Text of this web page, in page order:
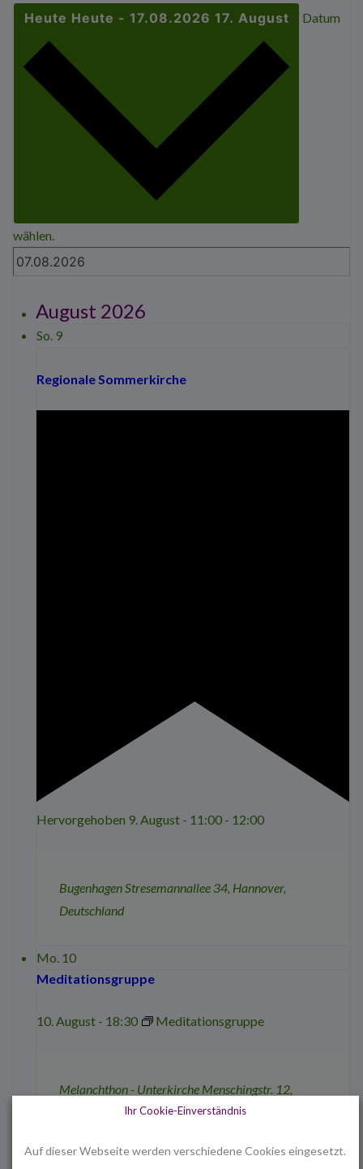
Heute Heute - 17.08.2026 17. August Datum
wählen.
August 2026
So. 9
Regionale Sommerkirche
Hervorgehoben 9. August - 11:00 - 12:00
BugenhagenStresemannallee 34, Hannover,
Deutschland
Mo. 10
Meditationsgruppe
10. August - 18:30 Meditationsgruppe
Melanchthon - Unterkirche Menschingstr. 12,
Hannover, Deutschland
Mo.10
Ihr Cookie-Einverständnis
Auf dieser Webseite werden verschiedene Cookies eingesetzt.